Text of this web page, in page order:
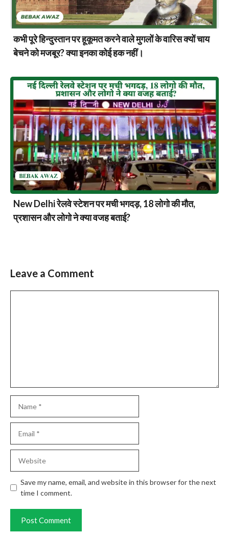
कभी पूरे हिन्दुस्तान पर हूकूमत करने वाले मुगलों के वारिस क्यों चाय
बेचने को मजबूर? क्या इनका कोई हक नहीं।
New Delhi रेलवे स्टेशन पर मची भगदड़, 18 लोगो की मौत,
प्रशासन और लोगो ने क्या वजह बताई?
Leave a Comment
Save my name, email, and website in this browser for the next
time I comment.